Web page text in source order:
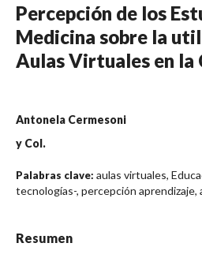
Percepción de los
Medicina sobre la
Aulas Virtuales en la
Antonela Cermesoni
y Col.
Palabras clave: aulas virtuales,
tecnologías-, percepción aprendizaje,
Resumen